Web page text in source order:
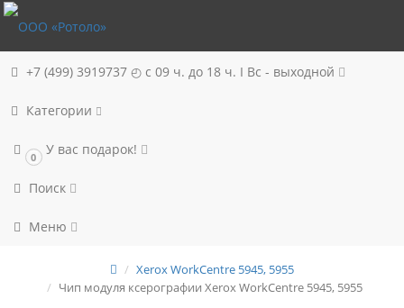
+7 (499) 3919737 ◴ с 09 ч. до 18 ч. I Вc - выходной
Категории
0 У вас подарок!
Поиск
Меню
Xerox WorkCentre 5945, 5955
Чип модуля ксерографии Xerox WorkCentre 5945, 5955